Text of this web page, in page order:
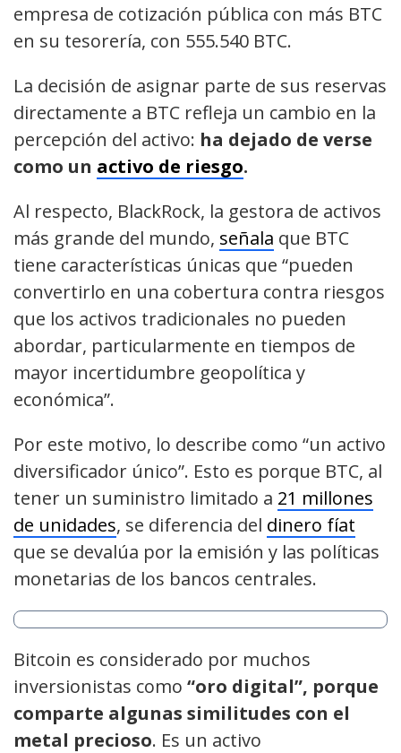
empresa de cotización pública con más BTC
en su tesorería, con 555.540 BTC.
La decisión de asignar parte de sus reservas
directamente a BTC refleja un cambio en la
percepción del activo: ha dejado de verse
como un activo de riesgo.
Al respecto, BlackRock, la gestora de activos
más grande del mundo, señala que BTC
tiene características únicas que “pueden
convertirlo en una cobertura contra riesgos
que los activos tradicionales no pueden
abordar, particularmente en tiempos de
mayor incertidumbre geopolítica y
económica”.
Por este motivo, lo describe como “un activo
diversificador único”. Esto es porque BTC, al
tener un suministro limitado a 21 millones
de unidades, se diferencia del dinero fíat
que se devalúa por la emisión y las políticas
monetarias de los bancos centrales.
Bitcoin es considerado por muchos
inversionistas como “oro digital”, porque
comparte algunas similitudes con el
metal precioso. Es un activo